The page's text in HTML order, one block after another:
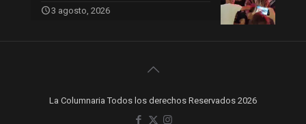
3 agosto, 2026
La Columnaria Todos los derechos Reservados 2026